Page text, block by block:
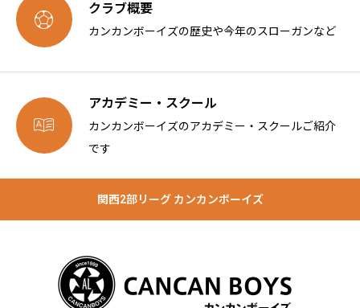
 クラブ概要
カンカンボーイズの歴史や今年のスローガンなど

アカデミー・スクール
カンカンボーイズのアカデミー・スクールご紹介
です
関西2部リーグ カンカンボーイズ